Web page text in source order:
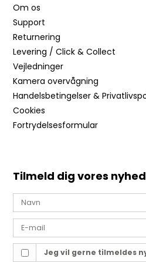
Om os
Support
Returnering
Levering / Click & Collect
Vejledninger
Kamera overvågning
Handelsbetingelser &
Cookies
Fortrydelsesformular
Tilmeld dig vores
Jeg vil gerne tilmeldes